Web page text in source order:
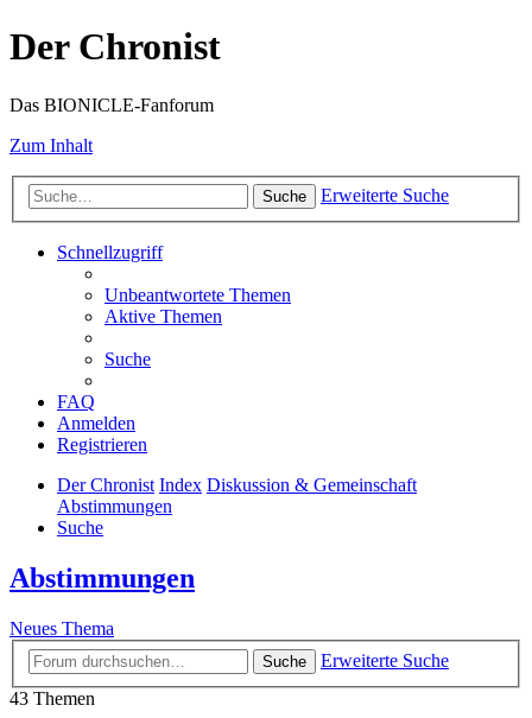
Der Chronist
Das BIONICLE-Fanforum
Zum Inhalt
Suche Erweiterte Suche
Schnellzugriff
Unbeantwortete Themen
Aktive Themen
Suche
FAQ
Anmelden
Registrieren
Der Chronist Index Diskussion & Gemeinschaft
Abstimmungen
Suche
Abstimmungen
Neues Thema
Suche
Erweiterte Suche
43 Themen